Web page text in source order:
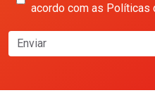
acordo com as Políticas
Enviar